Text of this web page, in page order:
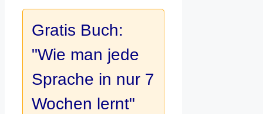
Gratis Buch:
"Wie man jede
Sprache in nur 7
Wochen lernt"